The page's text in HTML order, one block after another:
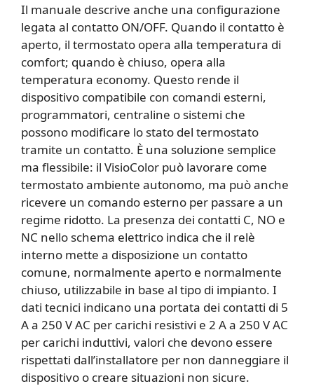
Il manuale descrive anche una configurazione
legata al contatto ON/OFF. Quando il contatto è
aperto, il termostato opera alla temperatura di
comfort; quando è chiuso, opera alla
temperatura economy. Questo rende il
dispositivo compatibile con comandi esterni,
programmatori, centraline o sistemi che
possono modificare lo stato del termostato
tramite un contatto. È una soluzione semplice
ma flessibile: il VisioColor può lavorare come
termostato ambiente autonomo, ma può anche
ricevere un comando esterno per passare a un
regime ridotto. La presenza dei contatti C, NO e
NC nello schema elettrico indica che il relè
interno mette a disposizione un contatto
comune, normalmente aperto e normalmente
chiuso, utilizzabile in base al tipo di impianto. I
dati tecnici indicano una portata dei contatti di 5
A a 250 V AC per carichi resistivi e 2 A a 250 V AC
per carichi induttivi, valori che devono essere
rispettati dall’installatore per non danneggiare il
dispositivo o creare situazioni non sicure.